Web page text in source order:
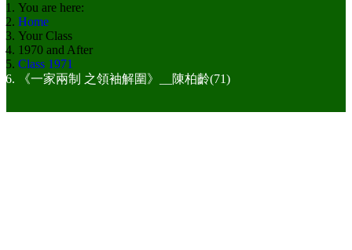
You are here:
Home
Your Class
1970 and After
Class 1971
《一家兩制 之領袖解圍》__陳柏齡(71)